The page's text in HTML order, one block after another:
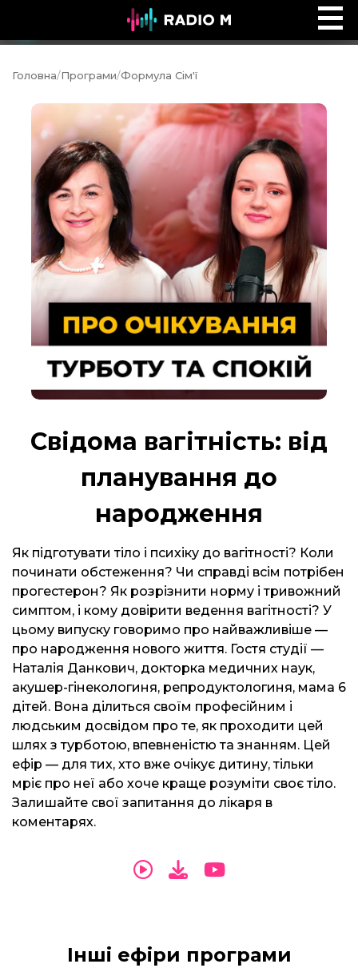
Ефір Radio M
Головна/Програми/Формула Сім'ї
Свідома вагітність: від
планування до
народження
Як підготувати тіло і психіку до вагітності? Коли
починати обстеження? Чи справді всім потрібен
прогестерон? Як розрізнити норму і тривожний
симптом, і кому довірити ведення вагітності? У
цьому випуску говоримо про найважливіше —
про народження нового життя. Гостя студії —
Наталія Данкович, докторка медичних наук,
акушер-гінекологиня, репродуктологиня, мама 6
дітей. Вона ділиться своїм професійним і
людським досвідом про те, як проходити цей
шлях з турботою, впевненістю та знанням. Цей
ефір — для тих, хто вже очікує дитину, тільки
мріє про неї або хоче краще розуміти своє тіло.
Залишайте свої запитання до лікаря в
коментарях.
Інші ефіри програми